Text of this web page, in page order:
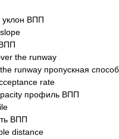
уклон ВПП
the runway
runway пропускная
rate
профиль ВПП
ВПП
distance